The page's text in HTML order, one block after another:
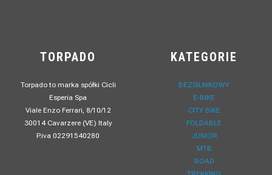
TORPADO
Torpado to marka spółki Cicli
Esperia Spa
Viale Enzo Ferrari, 8/10/12
30014 Cavarzere (VE) Italy
P.iva 02291540280
KATEGORIE
BEZSILNIKOWY
E-BIKE
CITY BIKE
FOLDABLE
JUNIOR
MTB
ROAD